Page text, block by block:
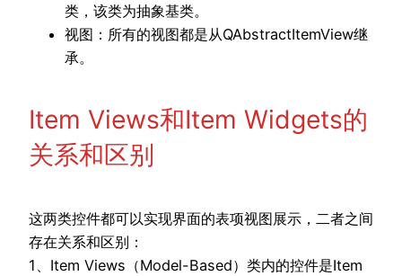
类，该类为抽象基类。
视图：所有的视图都是从QAbstractItemView继
承。
Item Views和Item Widgets的
关系和区别
这两类控件都可以实现界面的表项视图展示，二者之间
存在关系和区别：
1、Item Views（Model-Based）类内的控件是Item